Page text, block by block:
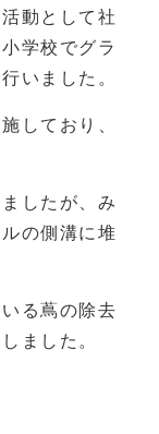
動として社
学校でグラ
いました。
しており、
したが、み
の側溝に堆
る蔦の除去
ました。